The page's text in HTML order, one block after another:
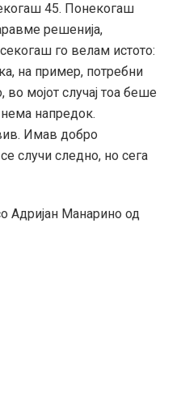
45. Понекогаш
решенија,
го велам истото:
на пример, потребни
мојот случај тоа беше
напредок.
Имав добро
случи следно, но сега
Адријан Манарино од